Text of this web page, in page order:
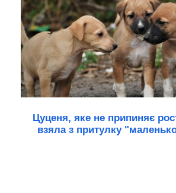
Цуценя, яке не припиняє
взяла з притулку